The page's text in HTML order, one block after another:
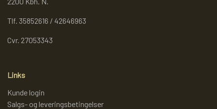
Tlf. 35852616 / 42646963
Cvr. 27053343
Links
Kunde login
Salgs- og leveringsbetingelser